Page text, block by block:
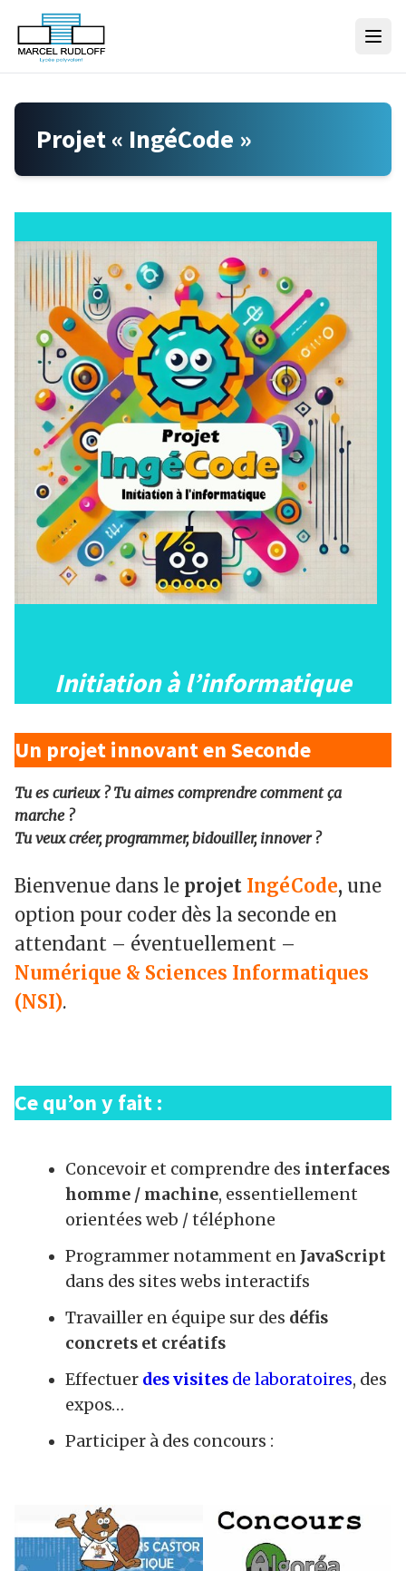
Skip to content
Projet « IngéCode »
Initiation à l’informatique
Un projet innovant en Seconde
Tu es curieux ? Tu aimes comprendre comment ça
marche ?
Tu veux créer, programmer, bidouiller, innover ?
Bienvenue dans le projet IngéCode, une
option pour coder dès la seconde en
attendant – éventuellement –
Numérique & Sciences Informatiques
(NSI).
Ce qu’on y fait :
Concevoir et comprendre des interfaces
homme / machine, essentiellement
orientées web / téléphone
Programmer notamment en JavaScript
dans des sites webs interactifs
Travailler en équipe sur des défis
concrets et créatifs
Effectuer des visites de laboratoires, des
expos…
Participer à des concours :